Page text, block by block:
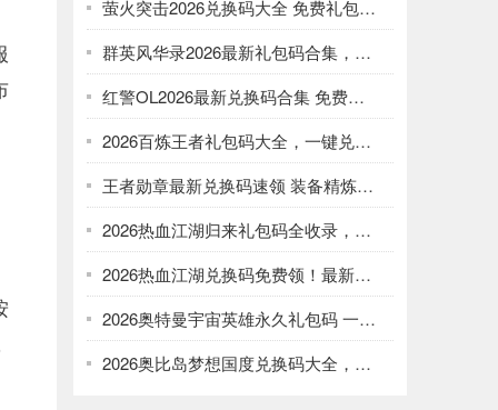
萤火突击2026兑换码大全 免费礼包一键领取
群英风华录2026最新礼包码合集，一键领取限时福利
红警OL2026最新兑换码合集 免费礼包一键领取
2026百炼王者礼包码大全，一键兑换加速武将养成
王者勋章最新兑换码速领 装备精炼资源轻松刷
2026热血江湖归来礼包码全收录，强化资源不愁！
2026热血江湖兑换码免费领！最新礼包大全速取
2026奥特曼宇宙英雄永久礼包码 一键领取光暗资源
2026奥比岛梦想国度兑换码大全，免费领服饰家具！